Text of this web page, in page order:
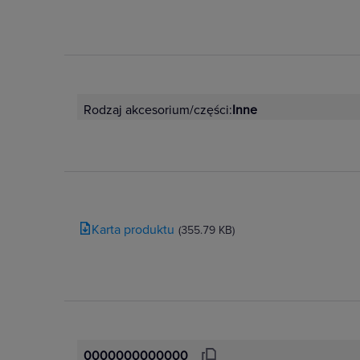
Rodzaj akcesorium/części:Inne
Karta produktu (355.79 KB)
0000000000000